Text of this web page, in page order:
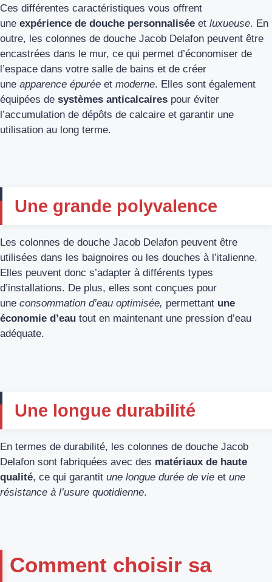
Ces différentes caractéristiques vous offrent
une expérience de douche personnalisée et luxueuse. En
outre, les colonnes de douche Jacob Delafon peuvent être
encastrées dans le mur, ce qui permet d’économiser de
l’espace dans votre salle de bains et de créer
une apparence épurée et moderne. Elles sont également
équipées de systèmes anticalcaires pour éviter
l’accumulation de dépôts de calcaire et garantir une
utilisation au long terme.
Une grande polyvalence
Les colonnes de douche Jacob Delafon peuvent être
utilisées dans les baignoires ou les douches à l’italienne.
Elles peuvent donc s’adapter à différents types
d’installations. De plus, elles sont conçues pour
une consommation d’eau optimisée, permettant une
économie d’eau tout en maintenant une pression d’eau
adéquate.
Une longue durabilité
En termes de durabilité, les colonnes de douche Jacob
Delafon sont fabriquées avec des matériaux de haute
qualité, ce qui garantit une longue durée de vie et une
résistance à l’usure quotidienne.
Comment choisir sa